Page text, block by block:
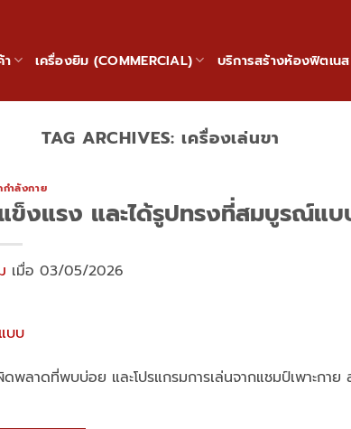
เครื่องยิม (COMMERCIAL) บริการสร้างห้องฟิตเนส
TAG ARCHIVES: เครื่องเล่นขา
ำลังกาย
ข็งแรง และได้รูปทรงที่สมบูรณ์แ
เมื่อ 03/05/2026
าดที่พบบ่อย และโปรแกรมการเล่นจากแชมป์เพาะกาย